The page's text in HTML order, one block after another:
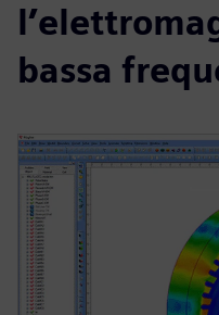
bassa